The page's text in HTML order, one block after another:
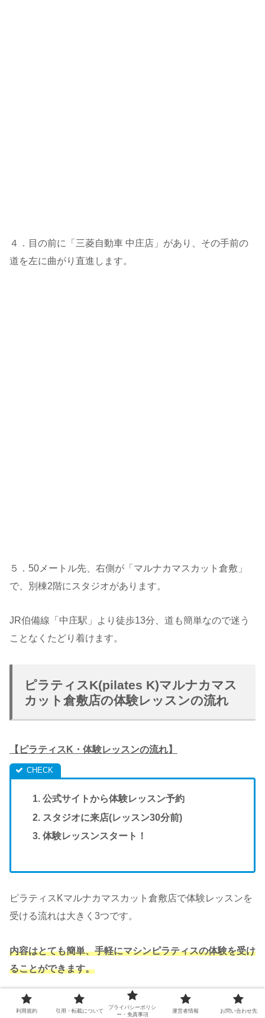
４．目の前に「三菱自動車 中庄店」があり、その手前の
道を左に曲がり直進します。
５．50メートル先、右側が「マルナカマスカット倉敷」
で、別棟2階にスタジオがあります。
JR伯備線「中庄駅」より徒歩13分、道も簡単なので迷う
ことなくたどり着けます。
ピラティスK(pilates K)マルナカマス
カット倉敷店の体験レッスンの流れ
【ピラティスK・体験レッスンの流れ】
公式サイトから体験レッスン予約
スタジオに来店(レッスン30分前)
体験レッスンスタート！
ピラティスKマルナカマスカット倉敷店で体験レッスンを
受ける流れは大きく3つです。
内容はとても簡単、手軽にマシンピラティスの体験を受け
ることができます。
それぞれの流れを詳しく見ていきましょう。
利用規約 引用・転載について
プライバシーポリシ
ー・免責事項
運営者情報 お問い合わせ先